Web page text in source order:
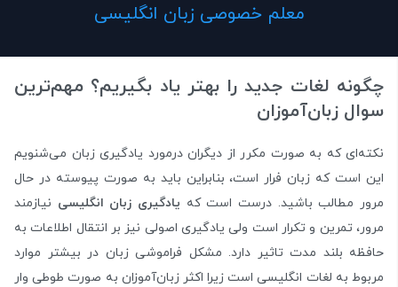
معلم خصوصی زبان انگلیسی
چگونه لغات جدید را بهتر یاد بگیریم؟ مهم‌ترین
سوال زبان‌آموزان
نکته‌ای که به صورت مکرر از دیگران درمورد یادگیری زبان می‌شنویم
این است که زبان فرار است، بنابراین باید به صورت پیوسته در حال
مرور مطالب باشید. درست است که یادگیری زبان انگلیسی نیازمند
مرور، تمرین و تکرار است ولی یادگیری اصولی نیز بر انتقال اطلاعات به
حافظه بلند مدت تاثیر دارد. مشکل فراموشی زبان در بیشتر موارد
مربوط به لغات انگلیسی است زیرا اکثر زبان‌آموزان به صورت طوطی وار